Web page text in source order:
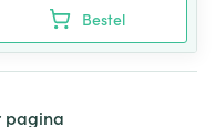
Bestel
pagina